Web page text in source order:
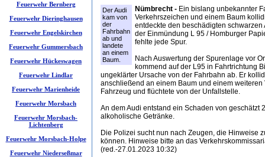
Feuerwehr Bernberg
Feuerwehr Dieringhausen
Feuerwehr Engelskirchen
Feuerwehr Gummersbach
Feuerwehr Hückeswagen
Feuerwehr Lindlar
Feuerwehr Marienheide
Feuerwehr Morsbach
Feuerwehr Morsbach-
Lichtenberg
Feuerwehr Morsbach-Holpe
Feuerwehr Niederseßmar
Der Audi
kam von
der
Fahrbahn
ab und
landete
an einem
Baum.
Nümbrecht - Ein bislang unbekannter
Verkehrszeichen und einem Baum
entdeckte den beschädigten
der Einmündung L 95 / Homburger
fehlte jede Spur.
Nach Auswertung der Spurenlage vor
kommend auf der L95 in Fahrtrichtung
ungeklärter Ursache von der Fahrbahn ab. Er
anschließend an einem Baum und einem
Fahrzeug und flüchtete von der Unfallstelle.
An dem Audi entstand ein Schaden von
alkoholische Getränke.
Die Polizei sucht nun nach Zeugen, die Hinweise
können. Hinweise bitte an das
(red.-27.01.2023 10:32)